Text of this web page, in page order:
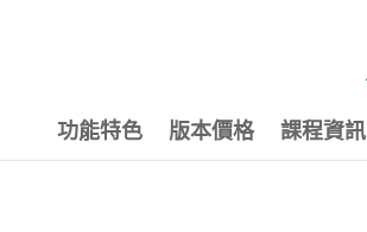
功能特色 版本價格 課程資訊